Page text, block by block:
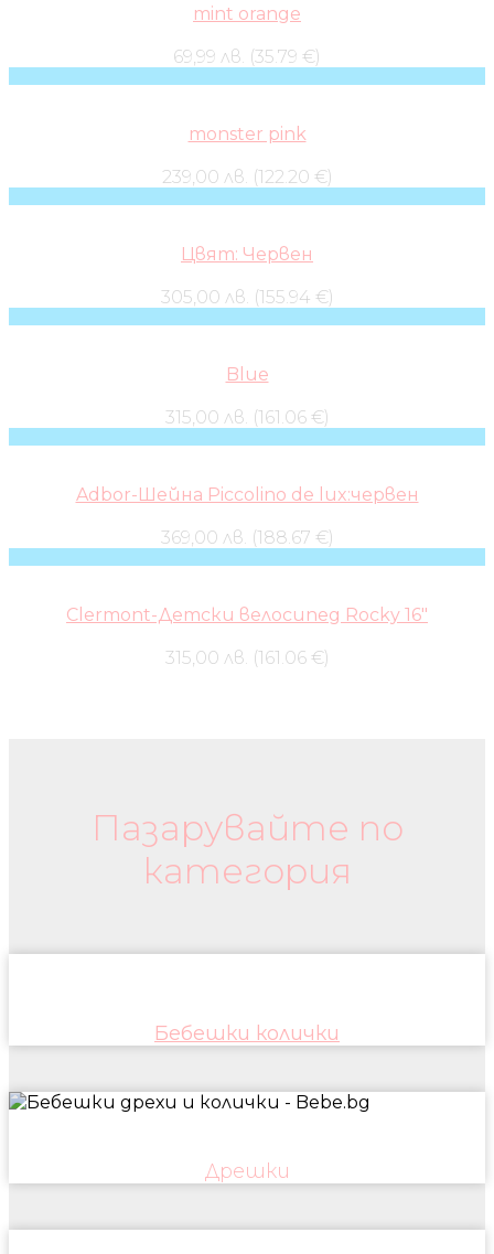
mint orange
69,99 лв. (35.79 €)
monster pink
239,00 лв. (122.20 €)
Цвят: Червен
305,00 лв. (155.94 €)
Blue
315,00 лв. (161.06 €)
Adbor-Шейна Piccolino de lux:червен
369,00 лв. (188.67 €)
Clermont-Детски велосипед Rocky 16″
315,00 лв. (161.06 €)
Пазарувайте по
категория
Бебешки колички
Дрешки